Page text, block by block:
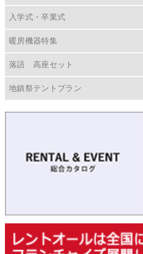
入学式・卒業式
暖房機器特集
落語 高座セット
地鎮祭テントプラン